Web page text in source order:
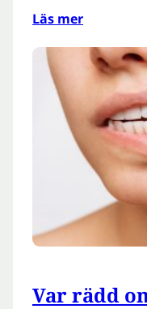
Läs mer
Var rädd